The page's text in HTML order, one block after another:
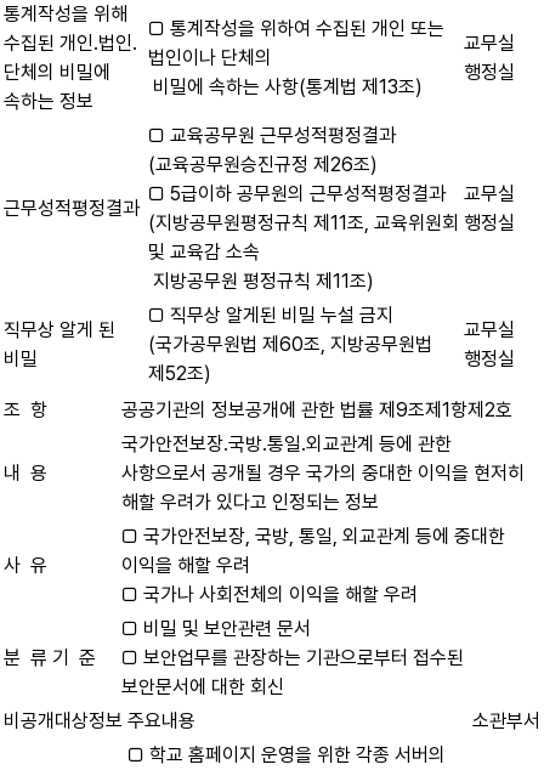
통계작성을 위해
수집된 개인․법인․
단체의 비밀에
속하는 정보
□ 통계작성을 위하여 수집된 개인 또는
법인이나 단체의
비밀에 속하는 사항(통계법 제13조)
교무실
행정실
근무성적평정결과
□ 교육공무원 근무성적평정결과
(교육공무원승진규정 제26조)
□ 5급이하 공무원의 근무성적평정결과
(지방공무원평정규칙 제11조, 교육위원회
및 교육감 소속
지방공무원 평정규칙 제11조)
교무실
행정실
직무상 알게 된
비밀
□ 직무상 알게된 비밀 누설 금지
(국가공무원법 제60조, 지방공무원법
제52조)
교무실
행정실
조 항 공공기관의 정보공개에 관한 법률 제9조제1항제2호
내 용
국가안전보장․국방․통일․외교관계 등에 관한
사항으로서 공개될 경우 국가의 중대한 이익을 현저히
해할 우려가 있다고 인정되는 정보
사 유
□ 국가안전보장, 국방, 통일, 외교관계 등에 중대한
이익을 해할 우려
□ 국가나 사회전체의 이익을 해할 우려
분 류 기 준
□ 비밀 및 보안관련 문서
□ 보안업무를 관장하는 기관으로부터 접수된
보안문서에 대한 회신
비공개대상정보 주요내용 소관부서
□ 학교 홈페이지 운영을 위한 각종 서버의